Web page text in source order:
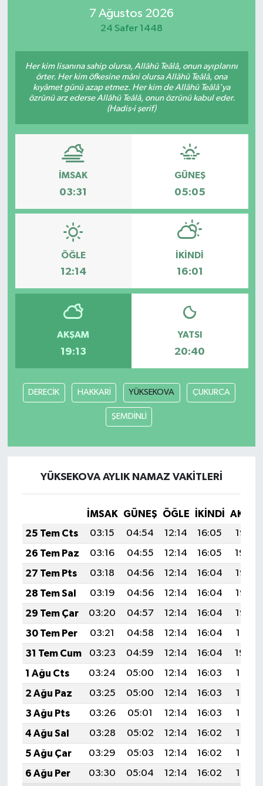
7 Ağustos 2026
24 Safer 1448
Her kim lisanına sahip olursa, Allâhü Teâlâ, onun ayıplarını
örter. Her kim öfkesine mâni olursa Allâhü Teâlâ, ona
kıyâmet günü azap etmez. Her kim de Allâhü Teâlâ'ya
özrünü arz ederse Allâhü Teâlâ, onun özrünü kabul eder.
(Hadis-i şerif)
İMSAK
03:31
GÜNEŞ
05:05
ÖĞLE
12:14
İKINDI
16:01
AKŞAM
19:13
YATSI
20:40
DERECİK HAKKARİ YÜKSEKOVA ÇUKURCA
ŞEMDİNLİ
YÜKSEKOVA AYLIK NAMAZ VAKITLERI
İMSAK GÜNEŞ ÖĞLE İKINDI
25 Tem Cts
03:15 04:54 12:14 16:05
19:25
26 Tem Paz
03:16 04:55 12:14 16:05
19:24
27 Tem Pts
03:18 04:56 12:14 16:04
19:23
28 Tem Sal
03:19 04:56 12:14 16:04
19:23
29 Tem Çar
03:20 04:57 12:14 16:04
19:22
30 Tem Per
03:21 04:58 12:14 16:04
19:21
31 Tem Cum
03:23 04:59 12:14 16:04
19:20
1 Ağu Cts
03:24 05:00 12:14 16:03
19:19
2 Ağu Paz
03:25 05:00 12:14 16:03
19:18
3 Ağu Pts
03:26 05:01 12:14 16:03
19:17
4 Ağu Sal
03:28 05:02 12:14 16:02
19:16
5 Ağu Çar
03:29 05:03 12:14 16:02
19:15
6 Ağu Per
03:30 05:04 12:14 16:02
19:14
Kültür - Sanat
Lider Haber TV Canlı Yayın izle